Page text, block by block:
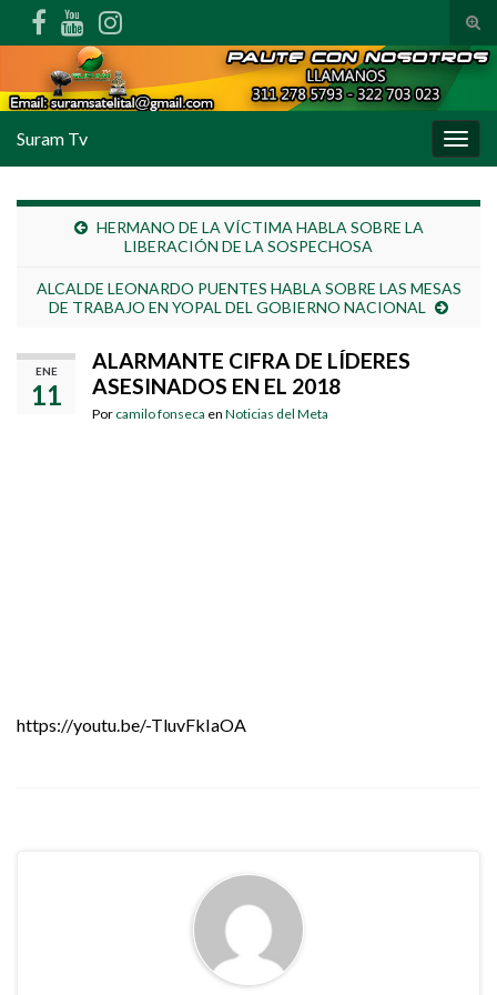
Suram Tv
HERMANO DE LA VÍCTIMA HABLA SOBRE LA
LIBERACIÓN DE LA SOSPECHOSA
ALCALDE LEONARDO PUENTES HABLA SOBRE LAS MESAS
DE TRABAJO EN YOPAL DEL GOBIERNO NACIONAL
ENE
11
ALARMANTE CIFRA DE LÍDERES
ASESINADOS EN EL 2018
Por camilo fonseca en Noticias del Meta
https://youtu.be/-TluvFkIaOA